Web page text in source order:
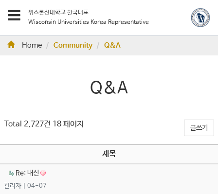
위스콘신대학교 한국대표
Wisconsin Universities Korea Representative
Home Community Q&A
Q&A
Total 2,727건 18 페이지 글쓰기
제목
Re: 내신
관리자 | 04-07